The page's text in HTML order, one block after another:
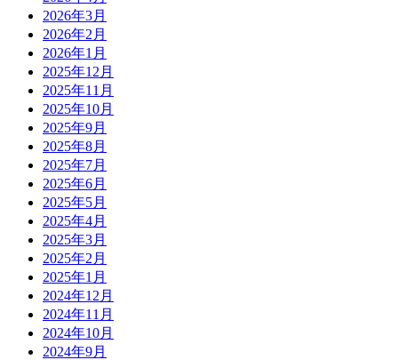
2026年3月
2026年2月
2026年1月
2025年12月
2025年11月
2025年10月
2025年9月
2025年8月
2025年7月
2025年6月
2025年5月
2025年4月
2025年3月
2025年2月
2025年1月
2024年12月
2024年11月
2024年10月
2024年9月